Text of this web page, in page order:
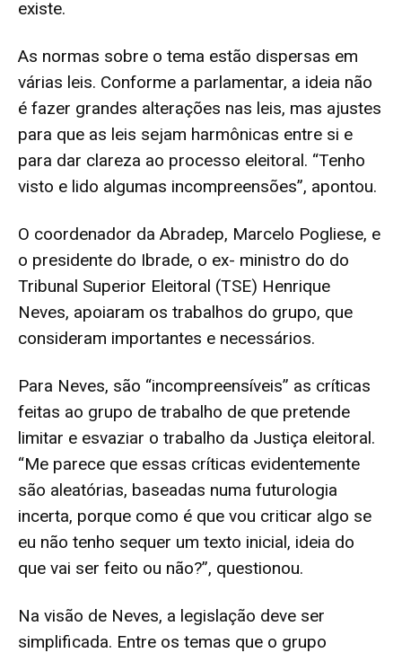
existe.
As normas sobre o tema estão dispersas em
várias leis. Conforme a parlamentar, a ideia não
é fazer grandes alterações nas leis, mas ajustes
para que as leis sejam harmônicas entre si e
para dar clareza ao processo eleitoral. “Tenho
visto e lido algumas incompreensões”, apontou.
O coordenador da Abradep, Marcelo Pogliese, e
o presidente do Ibrade, o ex- ministro do do
Tribunal Superior Eleitoral (TSE) Henrique
Neves, apoiaram os trabalhos do grupo, que
consideram importantes e necessários.
Para Neves, são “incompreensíveis” as críticas
feitas ao grupo de trabalho de que pretende
limitar e esvaziar o trabalho da Justiça eleitoral.
“Me parece que essas críticas evidentemente
são aleatórias, baseadas numa futurologia
incerta, porque como é que vou criticar algo se
eu não tenho sequer um texto inicial, ideia do
que vai ser feito ou não?”, questionou.
Na visão de Neves, a legislação deve ser
simplificada. Entre os temas que o grupo